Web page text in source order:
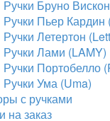
Ручки Бруно
Ручки Пьер Кардин
Ручки Летертон
Ручки Лами (LAMY)
Ручки Портобелло
Ручки Ума (Uma)
с ручками
на заказ